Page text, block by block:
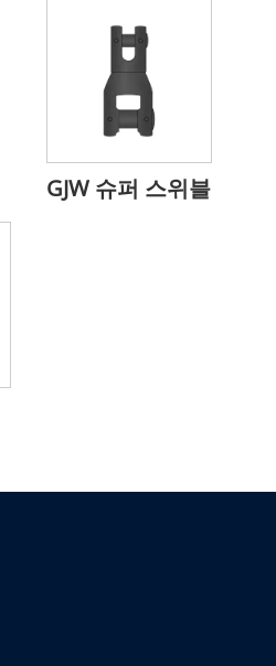
GJW 슈퍼 스위블